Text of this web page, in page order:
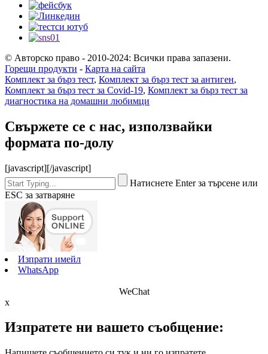
© Авторско право - 2010-2024: Всички права запазени.
Горещи продукти - Карта на сайта
Комплект за бърз тест, Комплект за бърз тест за антиген,
Комплект за бърз тест за Covid-19, Комплект за бърз тест за
диагностика на домашни любимци
Свържете се с нас, използвайки
формата по-долу
[javascript][/javascript]
Натиснете Enter за търсене или
ESC за затваряне
Изпрати имейл
WhatsApp
WeChat
x
Изпратете ни вашето съобщение: